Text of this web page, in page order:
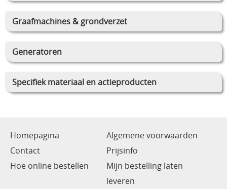
Graafmachines & grondverzet
Generatoren
Specifiek materiaal en actieproducten
Homepagina
Algemene voorwaarden
Contact
Prijsinfo
Hoe online bestellen
Mijn bestelling laten
leveren